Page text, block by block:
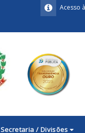
Acesso
Secretaria / Divisões